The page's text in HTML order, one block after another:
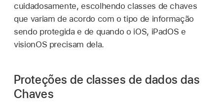
cuidadosamente, escolhendo classes de chaves
que variam de acordo com o tipo de informação
sendo protegida e de quando o iOS, iPadOS e
visionOS precisam dela.
Proteções de classes de dados das
Chaves